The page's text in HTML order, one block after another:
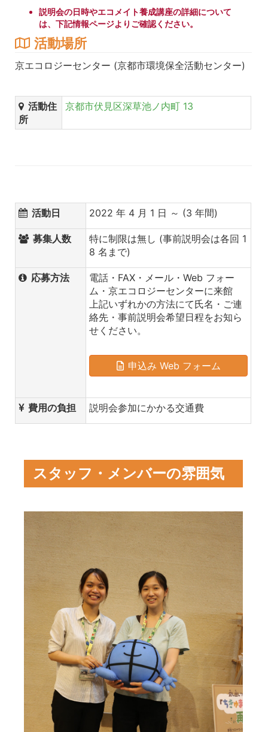
説明会の日時やエコメイト養成講座の詳細について
は、下記情報ページよりご確認ください。
活動場所
京エコロジーセンター (京都市環境保全活動センター)
活動住
所
京都市伏見区深草池ノ内町 13
活動日 2022 年 4 月 1 日 ～ (3 年間)
募集人数
特に制限は無し (事前説明会は各回 1
8 名まで)
応募方法
電話・FAX・メール・Web フォー
ム・京エコロジーセンターに来館
上記いずれかの方法にて氏名・ご連
絡先・事前説明会希望日程をお知ら
せください。
申込み Web フォーム
費用の負担 説明会参加にかかる交通費
スタッフ・メンバーの雰囲気